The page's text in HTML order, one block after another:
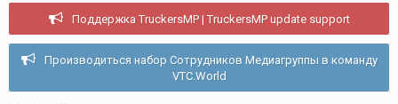
Поддержка TruckersMP | TruckersMP update support
Производиться набор Сотрудников Медиагруппы в команду
VTC.World